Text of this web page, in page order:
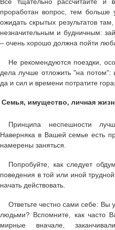
проработан вопрос, тем
ожидать скрытых результатов
незначительным и будничным:
– очень хорошо должна пойти
Не рекомендуются поездки,
дела лучше отложить "на потом":
да и сил и времени потратите
Семья, имущество, личная
Принципа неспешности
Наверняка в Вашей семье есть
намерены заняться.
Попробуйте, как следует
поведения в той или иной
начать действовать.
Ответьте честно сами себе: Вы
людьми? Вспомните, как часто
мирные вначале,